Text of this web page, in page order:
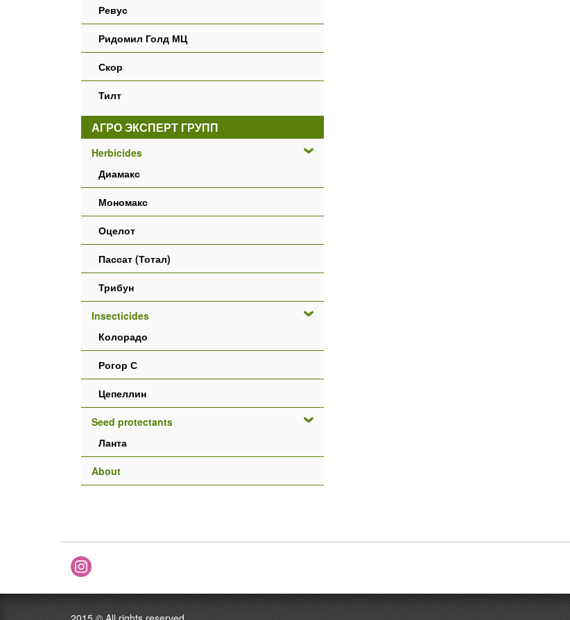
Ревус
Ридомил Голд МЦ
Скор
Тилт
АГРО ЭКСПЕРТ ГРУПП
Herbicides
Диамакс
Мономакс
Оцелот
Пассат (Тотал)
Трибун
Insecticides
Колорадо
Рогор С
Цепеллин
Seed protectants
Ланта
About
menu